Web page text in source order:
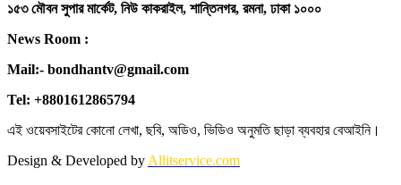
১৫৩ মৌবন সুপার মার্কেট, নিউ কাকরাইল, শান্তিনগর, রমনা, ঢাকা ১০০০
News Room :
Mail:- bondhantv@gmail.com
Tel: +8801612865794
এই ওয়েবসাইটের কোনো লেখা, ছবি, অডিও, ভিডিও অনুমতি ছাড়া ব্যবহার বেআইনি।
Design & Developed by Allitservice.com